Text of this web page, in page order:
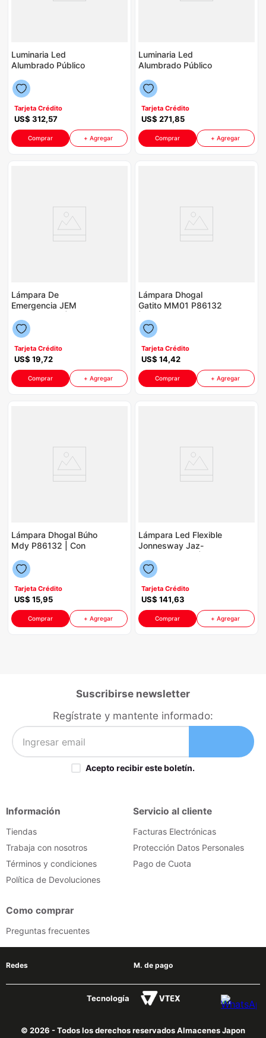
Luminaria Led
Alumbrado Público
P88589 | 150 Watts
4000K IP66
Tarjeta Crédito
US$ 312,57
Comprar + Agregar
Luminaria Led
Alumbrado Público
P88589 | 100 Watts
4000 IP66
Tarjeta Crédito
US$ 271,85
Comprar + Agregar
Lámpara De
Emergencia JEM
Horas de Autonomía
Color Blanco
Tarjeta Crédito
US$ 19,72
Comprar + Agregar
Lámpara Dhogal
Gatito MM01 P86132
Tarjeta Crédito
US$ 14,42
Comprar + Agregar
Lámpara Dhogal Búho
Mdy P86132 | Con
Blanco
Tarjeta Crédito
US$ 15,95
Comprar + Agregar
Lámpara Led Flexible
Jonnesway Jaz-
con Base Magnética
Color Verde
Tarjeta Crédito
US$ 141,63
Comprar + Agregar
Suscribirse newsletter
Regístrate y mantente informado:
Acepto recibir este boletín.
Información
Tiendas
Trabaja con nosotros
Términos y condiciones
Política de Devoluciones
Servicio al cliente
Facturas Electrónicas
Protección Datos Personales
Pago de Cuota
Como comprar
Preguntas frecuentes
Redes M. de pago
Tecnología
© 2026 - Todos los derechos reservados Almacenes Japon